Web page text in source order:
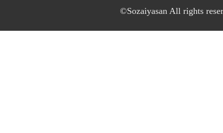
©Sozaiyasan All rights